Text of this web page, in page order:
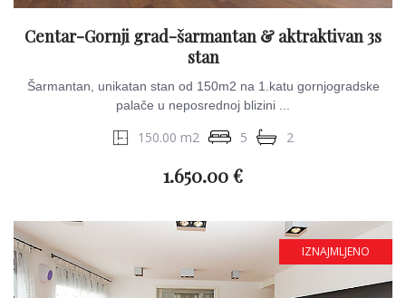
Centar-Gornji grad-šarmantan & aktraktivan 3s
stan
Šarmantan, unikatan stan od 150m2 na 1.katu gornjogradske
palače u neposrednoj blizini ...
150.00 m2 5 2
1.650.00 €
IZNAJMLJENO